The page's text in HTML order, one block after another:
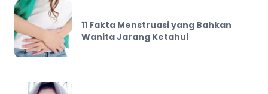
11 Fakta Menstruasi yang Bahkan
Wanita Jarang Ketahui